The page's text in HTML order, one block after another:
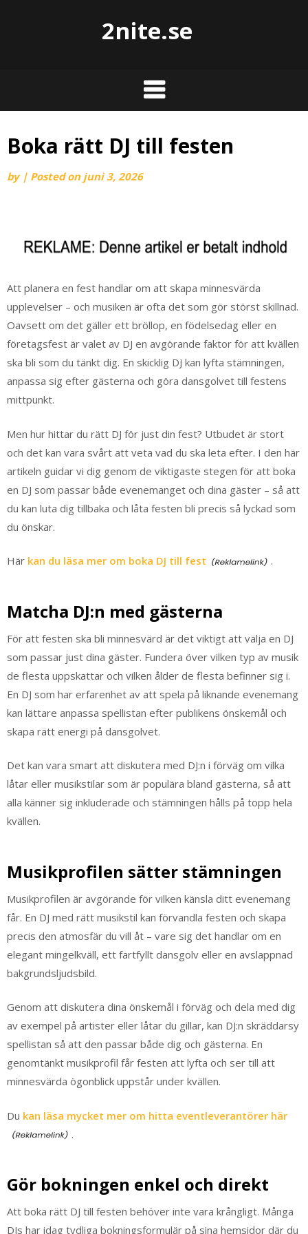
2nite.se
Boka rätt DJ till festen
by | Posted on juni 3, 2026
Att planera en fest handlar om att skapa minnesvärda
upplevelser – och musiken är ofta det som gör störst skillnad.
Oavsett om det gäller ett bröllop, en födelsedag eller en
företagsfest är valet av DJ en avgörande faktor för att kvällen
ska bli som du tänkt dig. En skicklig DJ kan lyfta stämningen,
anpassa sig efter gästerna och göra dansgolvet till festens
mittpunkt.
Men hur hittar du rätt DJ för just din fest? Utbudet är stort
och det kan vara svårt att veta vad du ska leta efter. I den här
artikeln guidar vi dig genom de viktigaste stegen för att boka
en DJ som passar både evenemanget och dina gäster – så att
du kan luta dig tillbaka och låta festen bli precis så lyckad som
du önskar.
Här kan du läsa mer om boka DJ till fest .
Matcha DJ:n med gästerna
För att festen ska bli minnesvärd är det viktigt att välja en DJ
som passar just dina gäster. Fundera över vilken typ av musik
de flesta uppskattar och vilken ålder de flesta befinner sig i.
En DJ som har erfarenhet av att spela på liknande evenemang
kan lättare anpassa spellistan efter publikens önskemål och
skapa rätt energi på dansgolvet.
Det kan vara smart att diskutera med DJ:n i förväg om vilka
låtar eller musikstilar som är populära bland gästerna, så att
alla känner sig inkluderade och stämningen hålls på topp hela
kvällen.
Musikprofilen sätter stämningen
Musikprofilen är avgörande för vilken känsla ditt evenemang
får. En DJ med rätt musikstil kan förvandla festen och skapa
precis den atmosfär du vill åt – vare sig det handlar om en
elegant mingelkväll, ett fartfyllt dansgolv eller en avslappnad
bakgrundsljudsbild.
Genom att diskutera dina önskemål i förväg och dela med dig
av exempel på artister eller låtar du gillar, kan DJ:n skräddarsy
spellistan så att den passar både dig och gästerna. En
genomtänkt musikprofil får festen att lyfta och ser till att
minnesvärda ögonblick uppstår under kvällen.
Du kan läsa mycket mer om hitta eventleverantörer här
.
Gör bokningen enkel och direkt
Att boka rätt DJ till festen behöver inte vara krångligt. Många
DJs har idag tydliga bokningsformulär på sina hemsidor där du